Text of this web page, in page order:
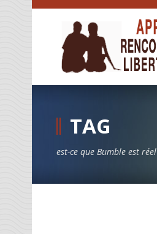
TAG
est-ce que Bumble est réel